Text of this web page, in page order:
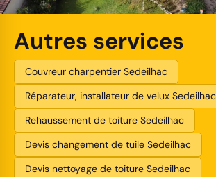
Autres services
Couvreur charpentier Sedeilhac
Réparateur, installateur de velux Sedeilhac
Rehaussement de toiture Sedeilhac
Devis changement de tuile Sedeilhac
Devis nettoyage de toiture Sedeilhac